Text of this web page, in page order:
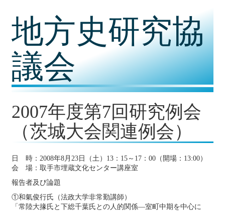
地方史研究協
議会
2007年度第7回研究例会
（茨城大会関連例会）
日 時：2008年8月23日（土）13：15～17：00（開場：13:00）
会 場：取手市埋蔵文化センター講座室
報告者及び論題
①和氣俊行氏（法政大学非常勤講師）
「常陸大掾氏と下総千葉氏との人的関係―室町中期を中心に